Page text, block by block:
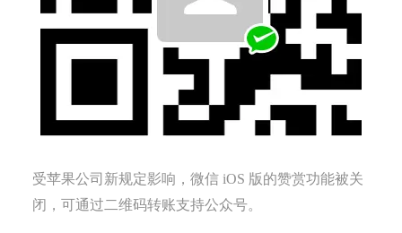
受苹果公司新规定影响，微信 iOS 版的赞赏功能被关
闭，可通过二维码转账支持公众号。